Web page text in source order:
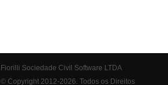
Fiorilli Sociedade Civil Software LTDA
© Copyright 2012-2026. Todos os Direitos